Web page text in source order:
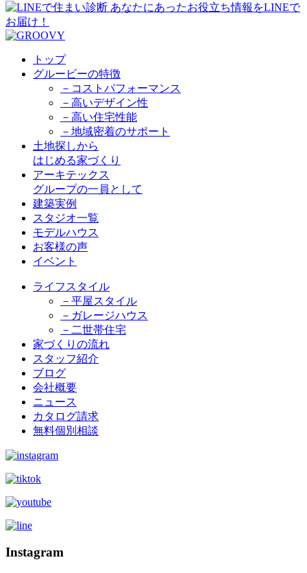
トップ
グルービーの特徴
－コストパフォーマンス
－高いデザイン性
－高い住宅性能
－地域密着のサポート
土地探しから
はじめる家づくり
アーキテックス
グループの一員として
建築実例
スタジオ一覧
モデルハウス
お客様の声
イベント
ライフスタイル
－平屋スタイル
－ガレージハウス
－二世帯住宅
家づくりの流れ
スタッフ紹介
ブログ
会社概要
ニュース
カタログ請求
無料個別相談
Instagram